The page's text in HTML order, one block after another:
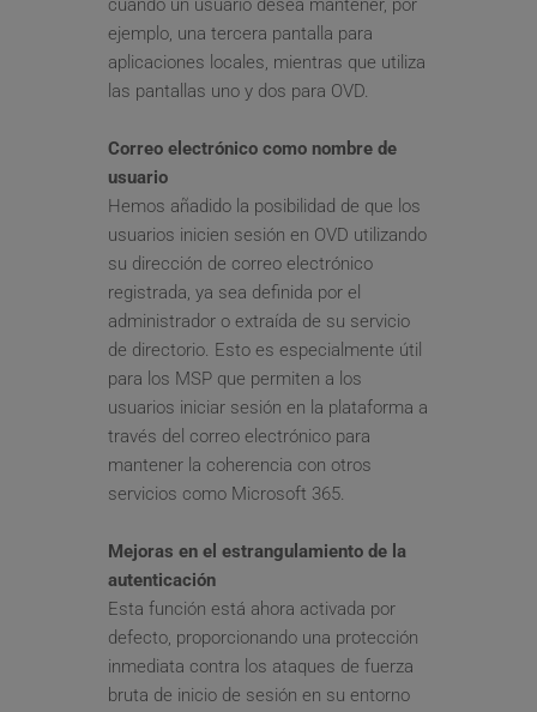
cuando un usuario desea mantener, por
ejemplo, una tercera pantalla para
aplicaciones locales, mientras que utiliza
las pantallas uno y dos para OVD.
Correo electrónico como nombre de
usuario
Hemos añadido la posibilidad de que los
usuarios inicien sesión en OVD utilizando
su dirección de correo electrónico
registrada, ya sea definida por el
administrador o extraída de su servicio
de directorio. Esto es especialmente útil
para los MSP que permiten a los
usuarios iniciar sesión en la plataforma a
través del correo electrónico para
mantener la coherencia con otros
servicios como Microsoft 365.
Mejoras en el estrangulamiento de la
autenticación
Esta función está ahora activada por
defecto, proporcionando una protección
inmediata contra los ataques de fuerza
bruta de inicio de sesión en su entorno